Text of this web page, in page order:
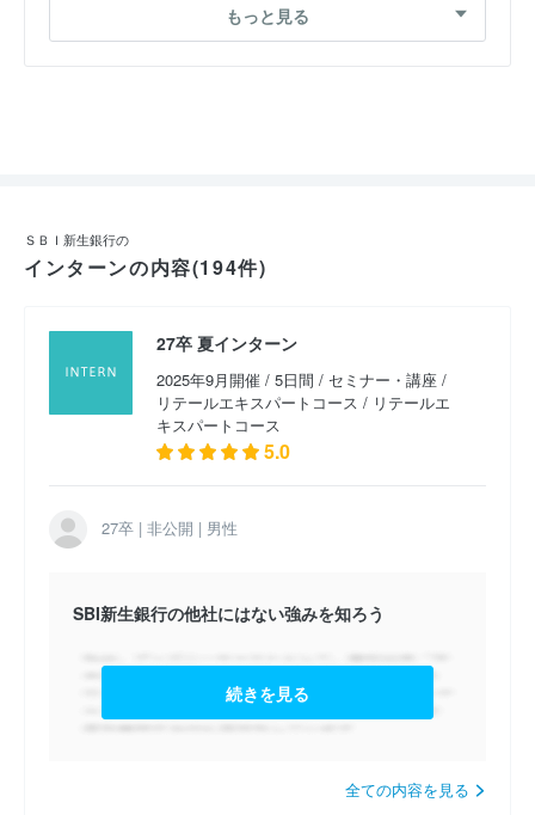
2027卒 リテールエキスパートコース （2025年9月開
催）
2026卒 ストラクチャードファイナンスコース
（2025年2月開催）
（2024年11月開催）
2026卒 サステナブルファイナンス （2024年11月開
2026卒 新生銀行法人ビジネスインターンシップ
もっと見る
ＳＢＩ新生銀行の
インターンの内容(194件)
27卒 夏インターン
2025年9月開催 / 5日間 / セミナー・講座 /
リテールエキスパートコース / リテールエ
キスパートコース
5.0
27卒 | 非公開 | 男性
SBI新生銀行の他社にはない強みを知ろう
続きを見る
全ての内容を見る